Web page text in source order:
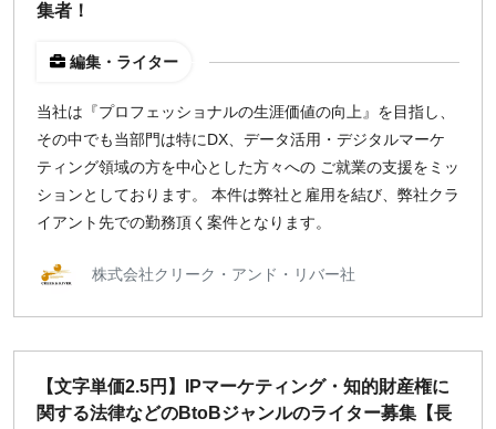
時給
1,500 円 以上
指定なし 検索
集者！
編集・ライター
当社は『プロフェッショナルの生涯価値の向上』を目指し、
その中でも当部門は特にDX、データ活用・デジタルマーケ
ティング領域の方を中心とした方々への ご就業の支援をミッ
ションとしております。 本件は弊社と雇用を結び、弊社クラ
イアント先での勤務頂く案件となります。
株式会社クリーク・アンド・リバー社
【文字単価2.5円】IPマーケティング・知的財産権に
関する法律などのBtoBジャンルのライター募集【長